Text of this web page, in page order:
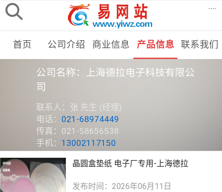
....
首页 公司介绍 商业信息 产品信息 联系我们
公司名称：上海德拉电子科技有限公
司
联系人：张 先生 (经理)
电话： 021-68974449
传真：021-58656538
手机： 13002117150
晶圆盒垫纸 电子厂专用-上海德拉
发布时间：2026年06月11日